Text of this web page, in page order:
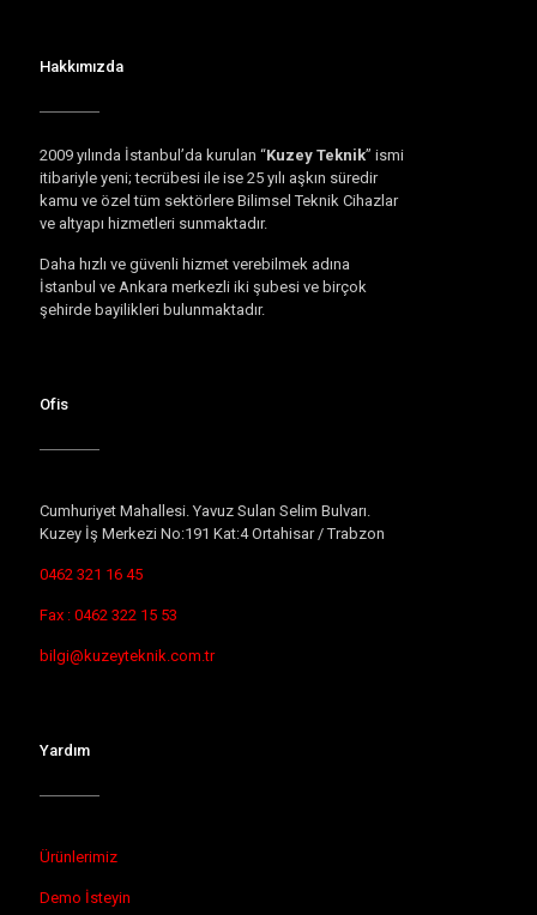
Hakkımızda
2009 yılında İstanbul’da kurulan “Kuzey Teknik” ismi
itibariyle yeni; tecrübesi ile ise 25 yılı aşkın süredir
kamu ve özel tüm sektörlere Bilimsel Teknik Cihazlar
ve altyapı hizmetleri sunmaktadır.
Daha hızlı ve güvenli hizmet verebilmek adına
İstanbul ve Ankara merkezli iki şubesi ve birçok
şehirde bayilikleri bulunmaktadır.
Ofis
Cumhuriyet Mahallesi. Yavuz Sulan Selim Bulvarı.
Kuzey İş Merkezi No:191 Kat:4 Ortahisar / Trabzon
0462 321 16 45
Fax : 0462 322 15 53
bilgi@kuzeyteknik.com.tr
Yardım
Ürünlerimiz
Demo İsteyin